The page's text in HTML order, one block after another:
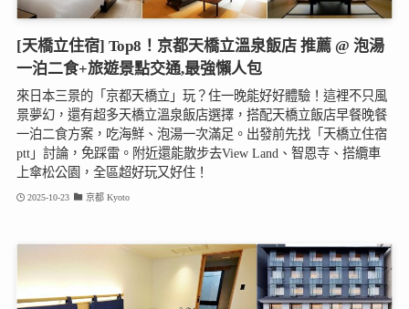
[天橋立住宿] Top8！京都天橋立溫泉飯店 推薦 @ 泡湯
一泊二食+旅遊景點交通,最強懶人包
來日本三景的「京都天橋立」玩？住一晚能好好體驗！這裡不只風
景夢幻，還有超多天橋立溫泉飯店選擇，搭配天橋立飯店早餐晚餐
一泊二食方案，吃海鮮、泡湯一次滿足。出發前先找「天橋立住宿
ptt」討論，免踩雷。附近還能散步去View Land、智恩寺、搭纜車
上傘松公園，全區超好玩又好住！
2025-10-23 京都 Kyoto